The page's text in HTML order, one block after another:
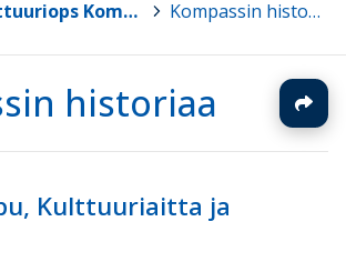
Kulttuuriops Kompassi > Kompassin historiaa
historiaa
Kulttuuriaitta ja